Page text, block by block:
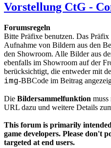
Vorstellung CtG -
Forumsregeln
Bitte Präfixe benutzen. Das
Aufnahme von Bildern aus den
den Showroom. Alle Bilder aus
ebenfalls im Showroom auf der
berücksichtigt, die entweder mit
img-BBCode im Beitrag
Die Bildersammelfunktion muss
URL dazu und weitere Details
This forum is primarily
game developers. Please don't
targeted at end users.